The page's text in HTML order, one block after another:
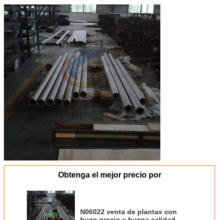
Obtenga el mejor precio por
N06022 venta de plantas con